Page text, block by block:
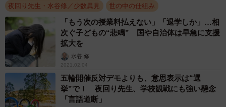
す。しかし、現在、日韓両国の様々な国際交流の停止や、
特に韓国においては、観光の制限、日本商品の不買運動な
ど、市民レベルにまで大きな影響を与えています。本来
は、このような時にこそ、民間レベルで、両国国民が文化
交流やスポーツ交流、観光などを通して理解し合うこと
が、この問題の解決の助けになるにもかかわらず。
夜回り先生・水谷修／少数異見 世の中の仕組み
「もう次の授業料払えない」「退学しか」…相
次ぐ子どもの“悲鳴” 国や自治体は早急に支援
拡大を
水谷 修
2021.02.04
五輪開催反対デモよりも、意思表示は“選
挙”で！ 夜回り先生、学校観戦にも強い懸念
「言語道断」